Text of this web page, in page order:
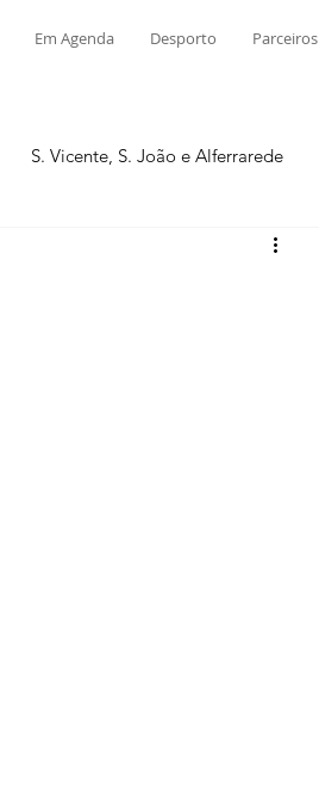
Em Agenda Desporto Parceiros
S. Vicente, S. João e Alferrarede